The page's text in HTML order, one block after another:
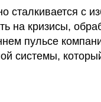
сталкивается с
на кризисы,
пульсе
системы,